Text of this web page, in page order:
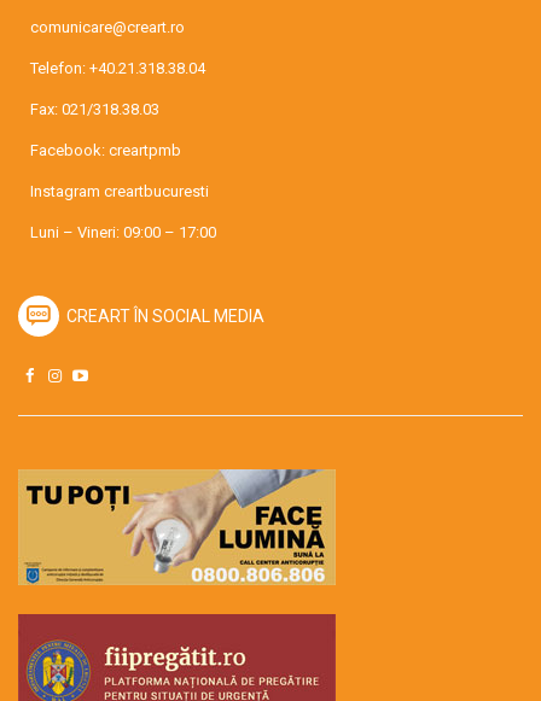
comunicare@creart.ro
Telefon: +40.21.318.38.04
Fax: 021/318.38.03
Facebook: creartpmb
Instagram creartbucuresti
Luni – Vineri: 09:00 – 17:00
CREART ÎN SOCIAL MEDIA